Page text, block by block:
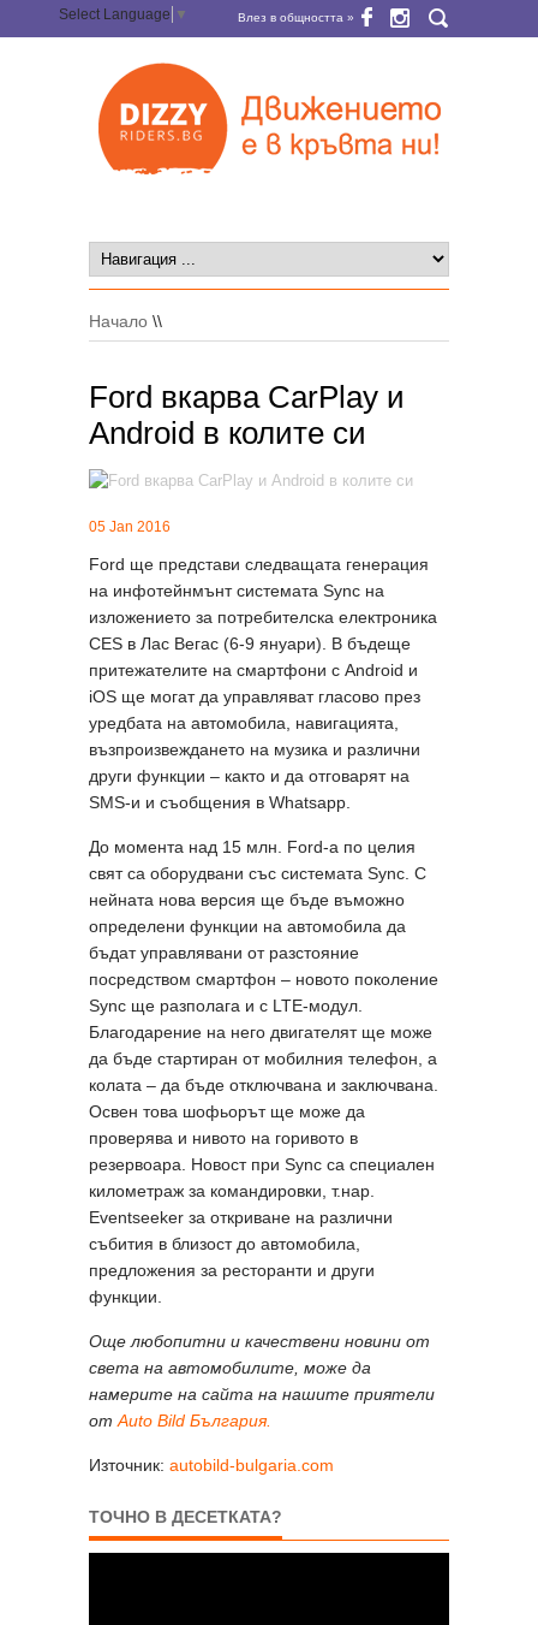
Select Language ▼ Влез в общността »
Начало \\
Ford вкарва CarPlay и
Android в колите си
05 Jan 2016
Ford ще представи следващата генерация
на инфотейнмънт системата Sync на
изложението за потребителска електроника
CES в Лас Вегас (6-9 януари). В бъдеще
притежателите на смартфони с Android и
iOS ще могат да управляват гласово през
уредбата на автомобила, навигацията,
възпроизвеждането на музика и различни
други функции – както и да отговарят на
SMS-и и съобщения в Whatsapp.
До момента над 15 млн. Ford-а по целия
свят са оборудвани със системата Sync. С
нейната нова версия ще бъде въможно
определени функции на автомобила да
бъдат управлявани от разстояние
посредством смартфон – новото поколение
Sync ще разполага и с LTE-модул.
Благодарение на него двигателят ще може
да бъде стартиран от мобилния телефон, а
колата – да бъде отключвана и заключвана.
Освен това шофьорът ще може да
проверява и нивото на горивото в
резервоара. Новост при Sync са специален
километраж за командировки, т.нар.
Eventseeker за откриване на различни
събития в близост до автомобила,
предложения за ресторанти и други
функции.
Още любопитни и качествени новини от
света на автомобилите, може да
намерите на сайта на нашите приятели
от Auto Bild България.
Източник: autobild-bulgaria.com
ТОЧНО В ДЕСЕТКАТА?